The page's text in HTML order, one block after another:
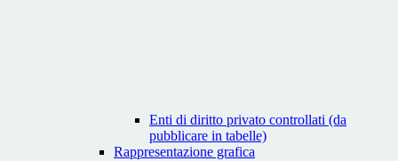
Enti di diritto privato controllati (da
pubblicare in tabelle)
Rappresentazione grafica